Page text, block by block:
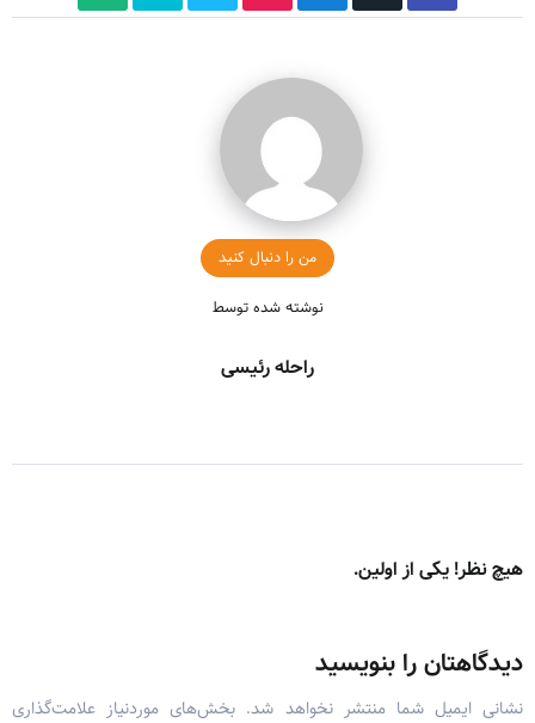
من را دنبال کنید
نوشته شده توسط
راحله رئیسی
هیچ نظر! یکی از اولین.
دیدگاهتان را بنویسید
نشانی ایمیل شما منتشر نخواهد شد. بخش‌های موردنیاز علامت‌گذاری